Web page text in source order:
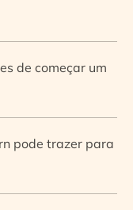
de começar um
pode trazer para